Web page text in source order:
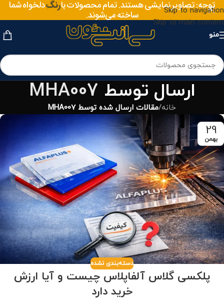
Skip to navigation
Skip to main content
توجه: تصاویر نمایشی هستند. تمام محصولات با رنگ
متریالدلخواه شما
ساخته می‌شوند.
منو
ارسال توسط MHA007
خانه/مقالات ارسال شده توسط MHA007
29
بهمن
دسته‌بندی نشده
پلکسی گلاس آلفاپلاس چیست و آیا ارزش
خرید دارد